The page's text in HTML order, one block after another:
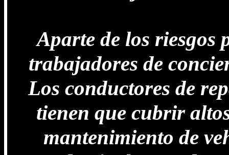
Aparte de los riesgos
trabajadores de
Los conductores de
tienen que cubrir
mantenimiento de